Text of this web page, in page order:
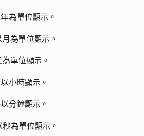
為單位顯示。
為單位顯示。
單位顯示。
小時顯示。
分鐘顯示。
為單位顯示。